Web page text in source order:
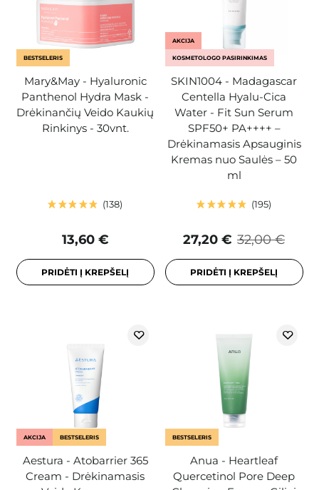
BESTSELERIS
Mary&May - Hyaluronic
Panthenol Hydra Mask -
Drėkinančių Veido Kaukių
Rinkinys - 30vnt.
138
13,60 €
PRIDĖTI Į KREPŠELĮ
AKCIJA
KOSMETOLOGO PASIRINKIMAS
SKIN1004 - Madagascar
Centella Hyalu-Cica
Water - Fit Sun Serum
SPF50+ PA++++ –
Drėkinamasis Apsauginis
Kremas nuo Saulės – 50
ml
195
32,00 €
27,20 €
PRIDĖTI Į KREPŠELĮ
AKCIJA BESTSELERIS
Aestura - Atobarrier 365
Cream - Drėkinamasis
BESTSELERIS
Anua - Heartleaf
Quercetinol Pore Deep